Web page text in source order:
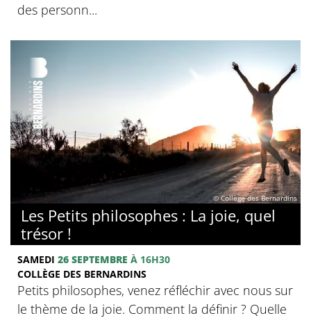
des personn...
© Collège des Bernardins
Les Petits philosophes : La joie, quel
trésor !
SAMEDI 26 SEPTEMBRE À 16H30
COLLÈGE DES BERNARDINS
Petits philosophes, venez réfléchir avec nous sur
le thème de la joie. Comment la définir ? Quelle